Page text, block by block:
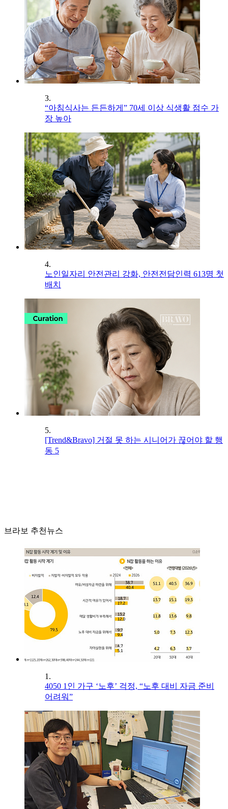
3.
“아침식사는 든든하게” 70세 이상 식생활 점수 가
장 높아
4.
노인일자리 안전관리 강화, 안전전담인력 613명 첫
배치
5.
[Trend&Bravo] 거절 못 하는 시니어가 끊어야 할 행
동 5
브라보 추천뉴스
1.
4050 1인 가구 ‘노후’ 걱정, “노후 대비 자금 준비
어려워”